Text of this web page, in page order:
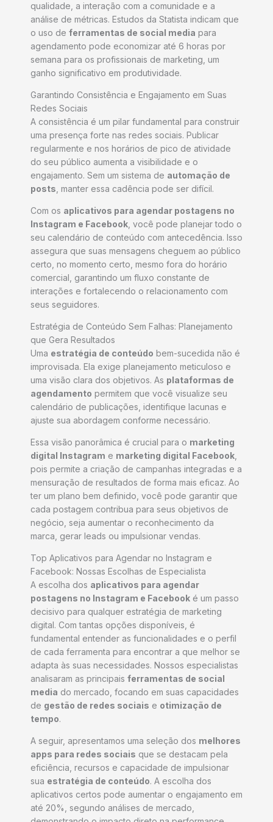
qualidade, a interação com a comunidade e a
análise de métricas. Estudos da Statista indicam que
o uso de ferramentas de social media para
agendamento pode economizar até 6 horas por
semana para os profissionais de marketing, um
ganho significativo em produtividade.
Garantindo Consistência e Engajamento em Suas
Redes Sociais
A consistência é um pilar fundamental para construir
uma presença forte nas redes sociais. Publicar
regularmente e nos horários de pico de atividade
do seu público aumenta a visibilidade e o
engajamento. Sem um sistema de automação de
posts , manter essa cadência pode ser difícil.
Com os aplicativos para agendar postagens no
Instagram e Facebook , você pode planejar todo o
seu calendário de conteúdo com antecedência. Isso
assegura que suas mensagens cheguem ao público
certo, no momento certo, mesmo fora do horário
comercial, garantindo um fluxo constante de
interações e fortalecendo o relacionamento com
seus seguidores.
Estratégia de Conteúdo Sem Falhas: Planejamento
que Gera Resultados
Uma estratégia de conteúdo bem-sucedida não é
improvisada. Ela exige planejamento meticuloso e
uma visão clara dos objetivos. As plataformas de
agendamento permitem que você visualize seu
calendário de publicações, identifique lacunas e
ajuste sua abordagem conforme necessário.
Essa visão panorâmica é crucial para o marketing
digital Instagram e marketing digital Facebook
pois permite a criação de campanhas integradas e a
mensuração de resultados de forma mais eficaz. Ao
ter um plano bem definido, você pode garantir que
cada postagem contribua para seus objetivos de
negócio, seja aumentar o reconhecimento da
marca, gerar leads ou impulsionar vendas.
Top Aplicativos para Agendar no Instagram e
Facebook: Nossas Escolhas de Especialista
A escolha dos aplicativos para agendar
postagens no Instagram e Facebook é um passo
decisivo para qualquer estratégia de marketing
digital. Com tantas opções disponíveis, é
fundamental entender as funcionalidades e o perfil
de cada ferramenta para encontrar a que melhor se
adapta às suas necessidades. Nossos especialistas
analisaram as principais ferramentas de social
media do mercado, focando em suas capacidades
de gestão de redes sociais e otimização de
tempo.
A seguir, apresentamos uma seleção dos melhores
apps para redes sociais que se destacam pela
eficiência, recursos e capacidade de impulsionar
sua estratégia de conteúdo. A escolha dos
aplicativos certos pode aumentar o engajamento em
até 20%, segundo análises de mercado,